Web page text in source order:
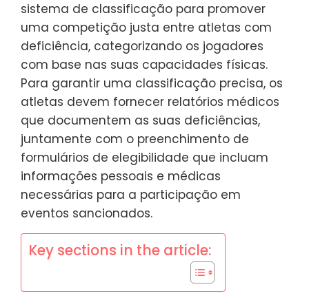
sistema de classificação para promover
uma competição justa entre atletas com
deficiência, categorizando os jogadores
com base nas suas capacidades físicas.
Para garantir uma classificação precisa, os
atletas devem fornecer relatórios médicos
que documentem as suas deficiências,
juntamente com o preenchimento de
formulários de elegibilidade que incluam
informações pessoais e médicas
necessárias para a participação em
eventos sancionados.
Key sections in the article: